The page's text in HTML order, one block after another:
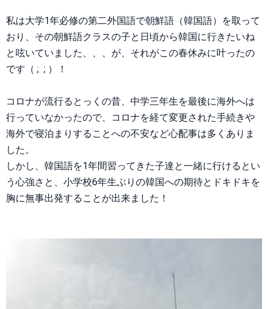
私は大学1年必修の第二外国語で朝鮮語（韓国語）を取って
おり、その朝鮮語クラスの子と日頃から韓国に行きたいね
と呟いていました、、、が、それがこの春休みに叶ったの
です（ ; ; ）！
コロナが流行るとっくの昔、中学三年生を最後に海外へは
行っていなかったので、コロナを経て変更された手続きや
海外で寝泊まりすることへの不安など心配事は多くありま
した。
しかし、韓国語を1年間習ってきた子達と一緒に行けるとい
う心強さと、小学校6年生ぶりの韓国への期待とドキドキを
胸に無事出発することが出来ました！